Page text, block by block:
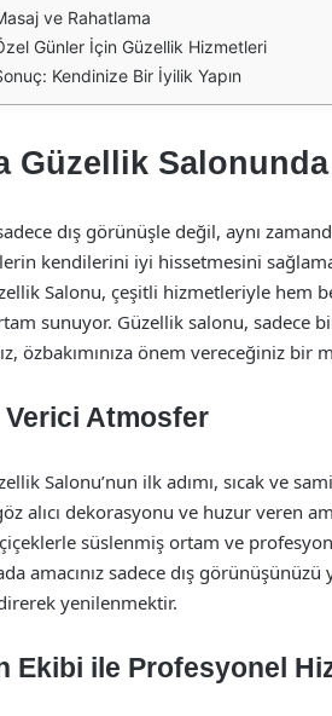
ve Rahatlama
Günler İçin Güzellik Hizmetleri
Kendinize Bir İyilik Yapın
Güzellik
dış görünüşle değil, aynı
kendilerini iyi hissetmesini
Salonu, çeşitli hizmetleriyle hem
sunuyor. Güzellik salonu, sadece
özbakımınıza önem vereceğiniz bir
Verici Atmosfer
Salonu’nun ilk adımı, sıcak ve
alıcı dekorasyonu ve huzur veren
süslenmiş ortam ve
amacınız sadece dış
yenilenmektir.
Ekibi ile Profesyonel